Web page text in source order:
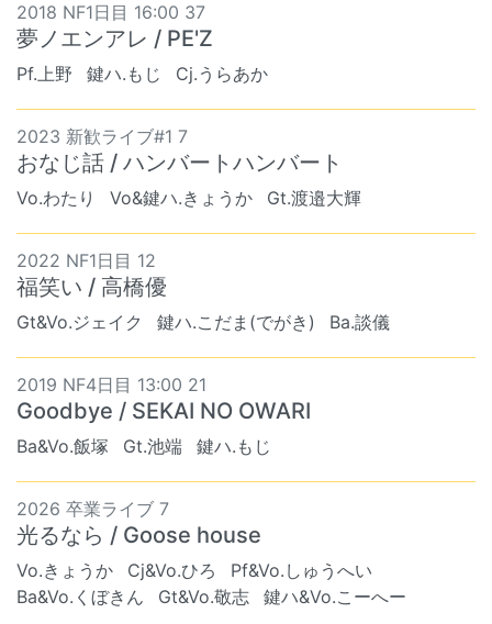
2018 NF1日目 16:00 37
夢ノエンアレ / PE'Z
Pf.上野 鍵ハ.もじ Cj.うらあか
2023 新歓ライブ#1 7
おなじ話 / ハンバートハンバート
Vo.わたり Vo&鍵ハ.きょうか Gt.渡邉大輝
2022 NF1日目 12
福笑い / 高橋優
Gt&Vo.ジェイク 鍵ハ.こだま(でがき) Ba.談儀
2019 NF4日目 13:00 21
Goodbye / SEKAI NO OWARI
Ba&Vo.飯塚 Gt.池端 鍵ハ.もじ
2026 卒業ライブ 7
光るなら / Goose house
Vo.きょうか Cj&Vo.ひろ
Pf&Vo.しゅうへい
Ba&Vo.くぼきん
Gt&Vo.敬志 鍵ハ&Vo.こーへー